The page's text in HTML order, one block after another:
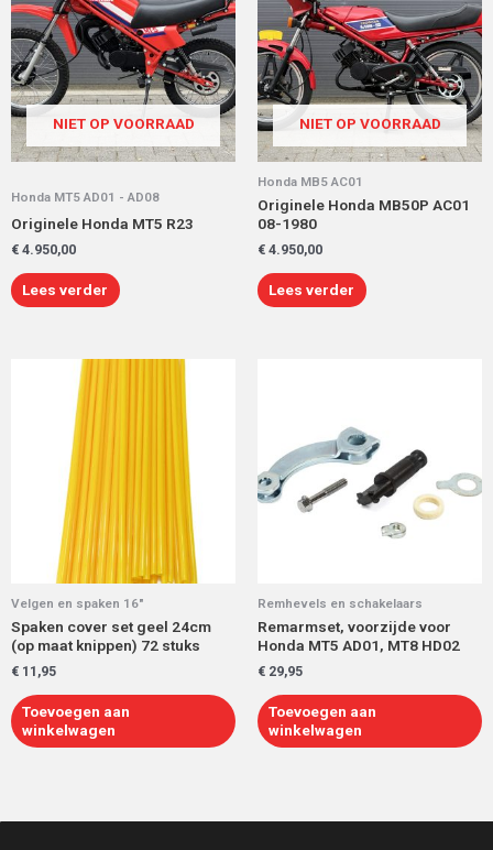
NIET OP VOORRAAD
Honda MT5 AD01 - AD08
Originele Honda MT5 R23
€ 4.950,00
Lees verder
NIET OP VOORRAAD
Honda MB5 AC01
Originele Honda MB50P AC01
08-1980
€ 4.950,00
Lees verder
Velgen en spaken 16"
Spaken cover set geel 24cm
(op maat knippen) 72 stuks
€ 11,95
Toevoegen aan
winkelwagen
Remhevels en schakelaars
Remarmset, voorzijde voor
Honda MT5 AD01, MT8 HD02
€ 29,95
Toevoegen aan
winkelwagen